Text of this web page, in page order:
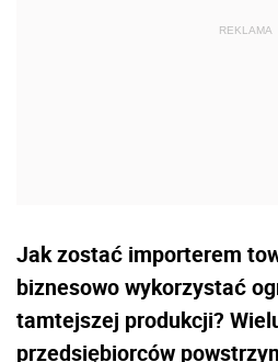
Jak zostać importerem
biznesowo wykorzystać
tamtejszej produkcji?
przedsiębiorców